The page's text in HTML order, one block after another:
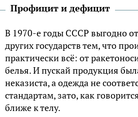
Профицит и дефицит
В 1970-е годы СССР выгодно
других государств тем, что
практически всё: от
белья. И пускай продукция
неказиста, а одежда не
стандартам, зато, как
ближе к телу.